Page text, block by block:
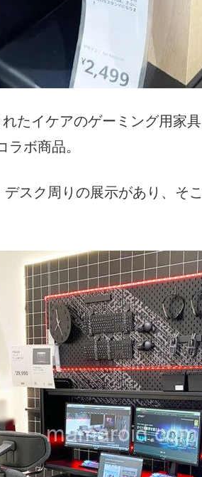
たイケアのゲーミング用家
ラボ商品。
スク周りの展示があり、そ